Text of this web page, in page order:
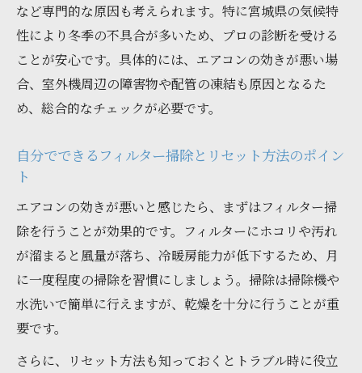
など専門的な原因も考えられます。特に宮城県の気候特
性により冬季の不具合が多いため、プロの診断を受ける
ことが安心です。具体的には、エアコンの効きが悪い場
合、室外機周辺の障害物や配管の凍結も原因となるた
め、総合的なチェックが必要です。
自分でできるフィルター掃除とリセット方法のポイン
ト
エアコンの効きが悪いと感じたら、まずはフィルター掃
除を行うことが効果的です。フィルターにホコリや汚れ
が溜まると風量が落ち、冷暖房能力が低下するため、月
に一度程度の掃除を習慣にしましょう。掃除は掃除機や
水洗いで簡単に行えますが、乾燥を十分に行うことが重
要です。
さらに、リセット方法も知っておくとトラブル時に役立